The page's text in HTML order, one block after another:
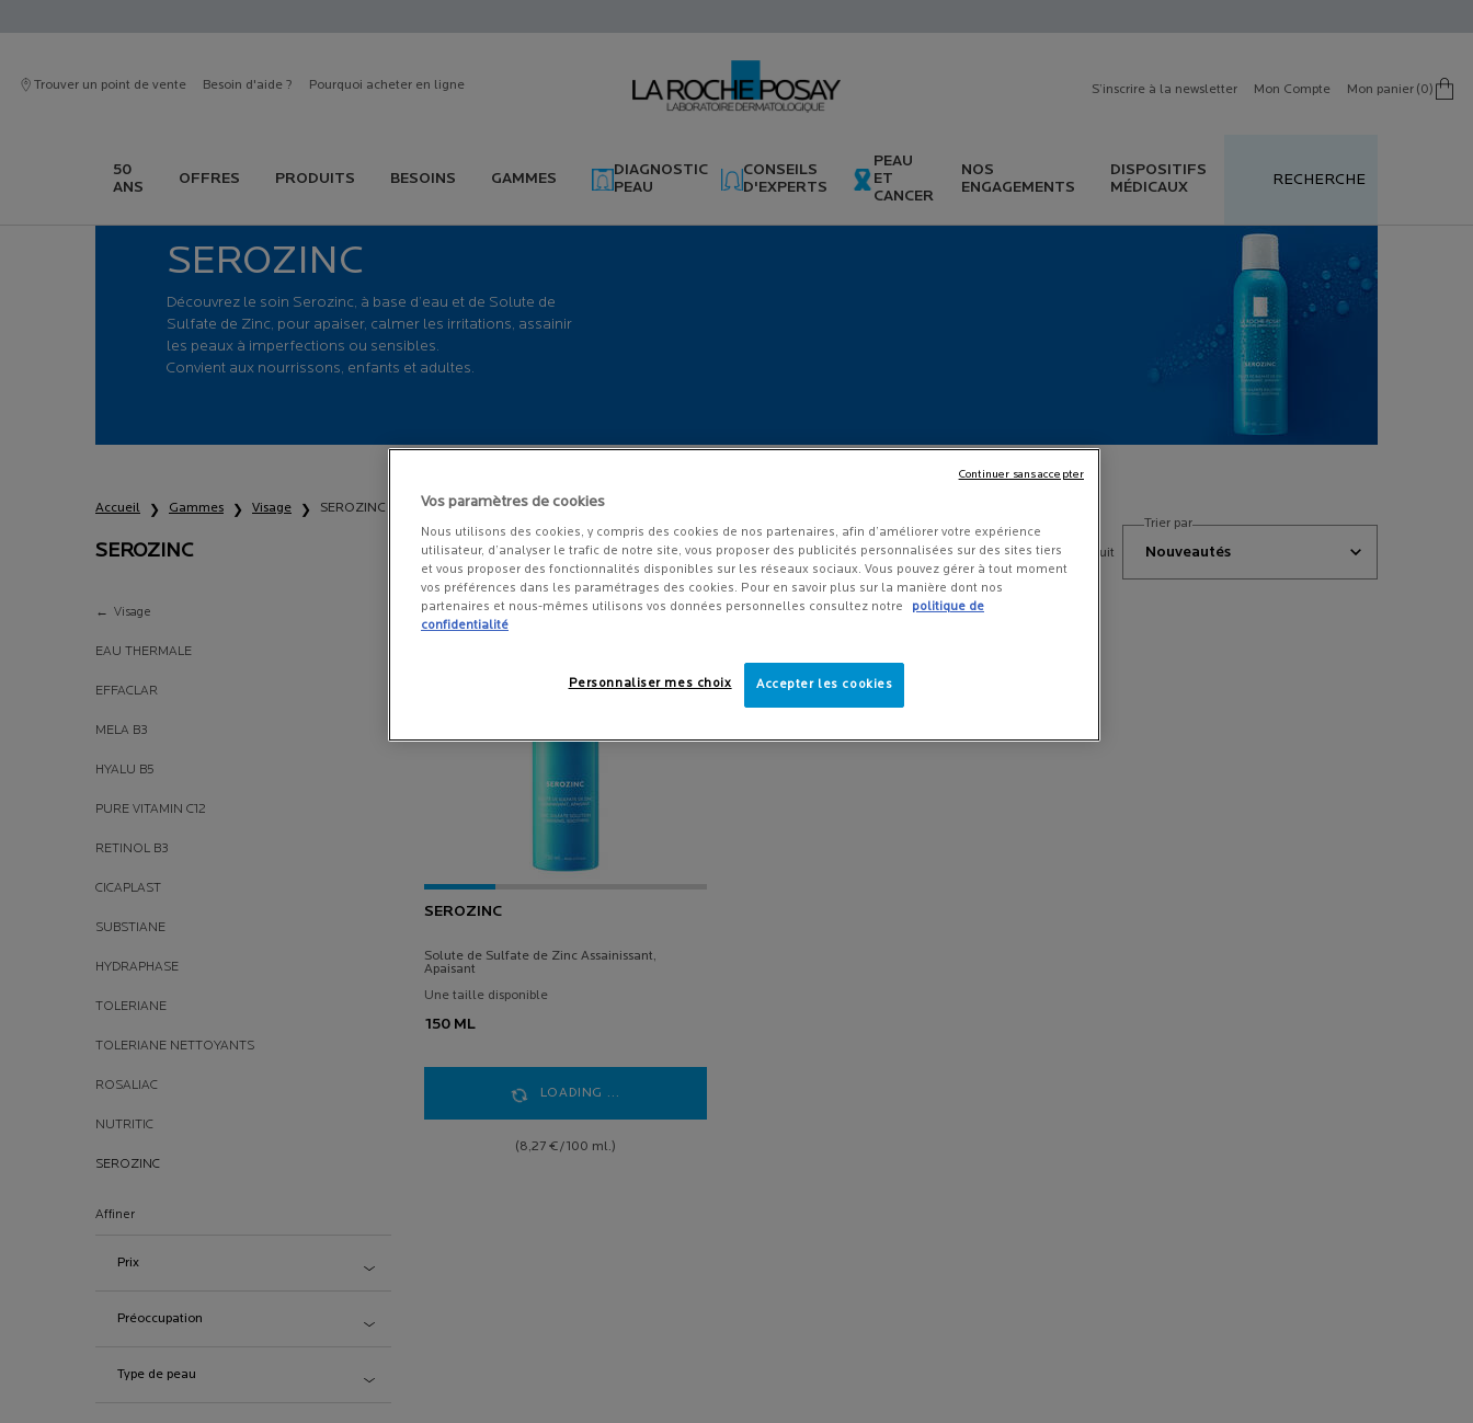
Trouver un point de vente Besoin d'aide ? Pourquoi acheter en ligne S’inscrire à la newsletter Mon Compte Mon panier 0
0 produit in cart
50
ANS
OFFRES PRODUITS BESOINS GAMMES
DIAGNOSTIC
PEAU
CONSEILS
D'EXPERTS
PEAU
ET
CANCER
NOS
ENGAGEMENTS
DISPOSITIFS
MÉDICAUX
RECHERCHE
SEROZINC
Découvrez le soin Serozinc, à base d’eau et de Solute de
Sulfate de Zinc, pour apaiser, calmer les irritations, assainir
les peaux à imperfections ou sensibles.
Convient aux nourrissons, enfants et adultes.
Accueil Gammes Visage SEROZINC
SEROZINC 1 produit
Trier par
Visage
EAU THERMALE
EFFACLAR
MELA B3
HYALU B5
PURE VITAMIN C12
RETINOL B3
CICAPLAST
SUBSTIANE
HYDRAPHASE
TOLERIANE
TOLERIANE NETTOYANTS
ROSALIAC
NUTRITIC
SEROZINC
Affiner
Prix
Préoccupation
Type de peau
SEROZINC
Solute de Sulfate de Zinc Assainissant,
Apaisant
Une taille disponible
150 ML
LOADING ...
(8,27 €/100 ml.)
Vos paramètres de cookies
Nous utilisons des cookies, y compris des cookies de nos partenaires, afin d’améliorer votre expérience
utilisateur, d’analyser le trafic de notre site, vous proposer des publicités personnalisées sur des sites tiers
et vous proposer des fonctionnalités disponibles sur les réseaux sociaux. Vous pouvez gérer à tout moment
vos préférences dans les paramétrages des cookies. Pour en savoir plus sur la manière dont nos
partenaires et nous-mêmes utilisons vos données personnelles consultez notre
politique de
confidentialité
Accepter les cookies
Personnaliser mes choix
Continuer sans accepter